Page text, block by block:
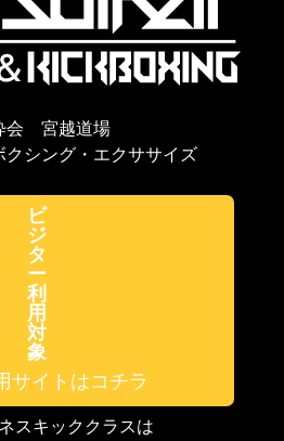
会 宮越道場
クシング・エクササイズ
ビ
ジ
タ
ー
利
用
対
象
サイトはコチラ
スキッククラスは